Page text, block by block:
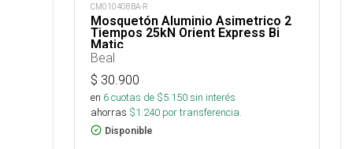
CM010408BA-R
Mosquetón Aluminio Asimetrico 2
Tiempos 25kN Orient Express Bi
Matic
Beal
$ 30.900
en 6cuotas de $5.150sin interés
ahorras $1.240 por transferencia.
Disponible